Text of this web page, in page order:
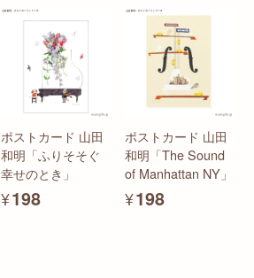
ポストカード 山田
和明「ふりそそぐ
幸せのとき」
¥198
ポストカード 山田
和明「The Sound
of Manhattan NY」
¥198